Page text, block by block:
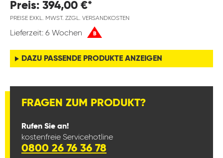
Preis: 394,00 €*
PREISE EXKL. MWST. ZZGL. VERSANDKOSTEN
Lieferzeit: 6 Wochen B
DAZU PASSENDE PRODUKTE ANZEIGEN
FRAGEN ZUM PRODUKT?
Rufen Sie an!
kostenfreie Servicehotline
0800 26 76 36 78